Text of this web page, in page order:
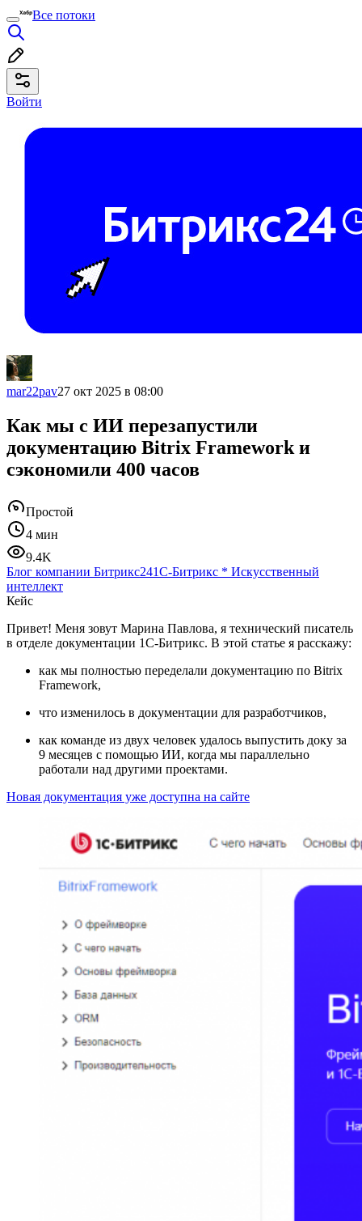
Все потоки
Войти
mar22pav27 окт 2025 в 08:00
Как мы с ИИ перезапустили
документацию Bitrix Framework и
сэкономили 400 часов
Простой
4 мин
9.4K
Блог компании Битрикс241С-Битрикс * Искусственный
интеллект
Кейс
Привет! Меня зовут Марина Павлова, я технический писатель
в отделе документации 1С-Битрикс. В этой статье я расскажу:
как мы полностью переделали документацию по Bitrix
Framework,
что изменилось в документации для разработчиков,
как команде из двух человек удалось выпустить доку за
9 месяцев с помощью ИИ, когда мы параллельно
работали над другими проектами.
Новая документация уже доступна на сайте